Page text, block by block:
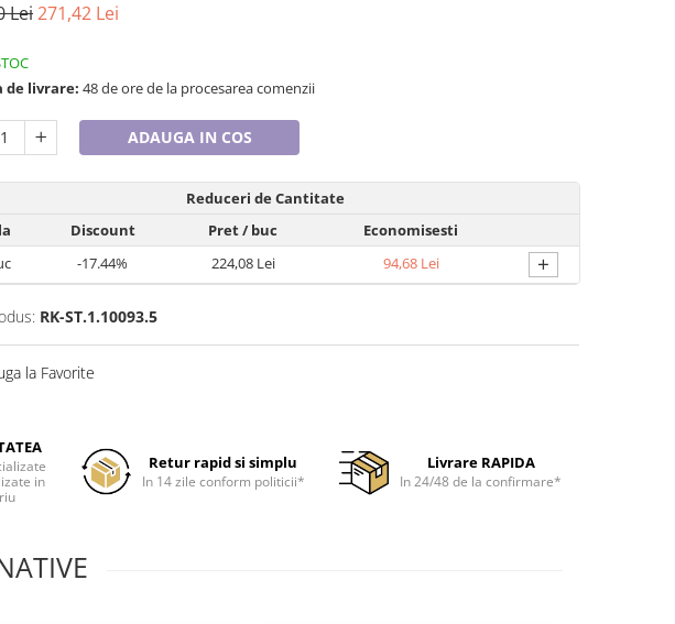
Lei271,42 Lei
de livrare: 48 de ore de la procesarea comenzii
ADAUGA IN COS
Reduceri de Cantitate
Discount Pret/ buc
Economisesti
-17.44% 224,08 Lei 94,68 Lei +
RK-ST.1.10093.5
la Favorite
in
Retur rapid si simplu
In 14 zile conform politicii*
Livrare RAPIDA
In 24/48 de la confirmare*